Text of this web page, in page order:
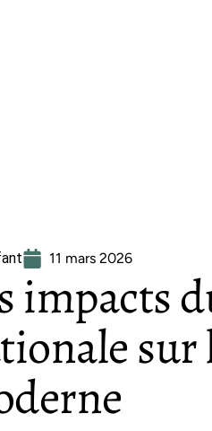
11 mars 2026
impacts
sur